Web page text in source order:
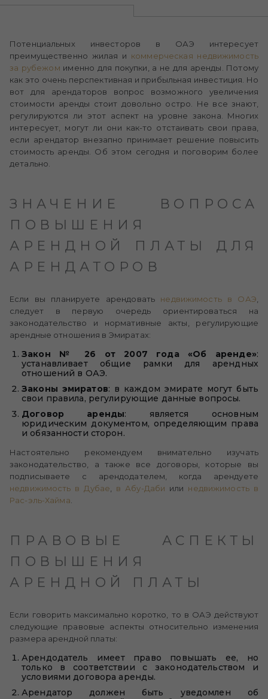
Потенциальных инвесторов в ОАЭ интересует
преимущественно жилая и коммерческая недвижимость
за рубежом именно для покупки, а не для аренды. Потому
как это очень перспективная и прибыльная инвестиция. Но
вот для арендаторов вопрос возможного увеличения
стоимости аренды стоит довольно остро. Не все знают,
регулируются ли этот аспект на уровне закона. Многих
интересует, могут ли они как-то отстаивать свои права,
если арендатор внезапно принимает решение повысить
стоимость аренды. Об этом сегодня и поговорим более
детально.
ЗНАЧЕНИЕ ВОПРОСА
ПОВЫШЕНИЯ
АРЕНДНОЙ ПЛАТЫ ДЛЯ
АРЕНДАТОРОВ
Если вы планируете арендовать недвижимость в ОАЭ
следует в первую очередь ориентироваться на
законодательство и нормативные акты, регулирующие
арендные отношения в Эмиратах:
Закон № 26 от 2007 года «Об аренде»:
устанавливает общие рамки для арендных
отношений в ОАЭ.
Законы эмиратов: в каждом эмирате могут быть
свои правила, регулирующие данные вопросы.
Договор аренды: является основным
юридическим документом, определяющим права
и обязанности сторон.
Настоятельно рекомендуем внимательно изучать
законодательство, а также все договоры, которые вы
подписываете с арендодателем, когда арендуете
недвижимость в Дубае
в Абу-Даби или недвижимость в
Рас-эль-Хайма
ПРАВОВЫЕ АСПЕКТЫ
ПОВЫШЕНИЯ
АРЕНДНОЙ ПЛАТЫ
Если говорить максимально коротко, то в ОАЭ действуют
следующие правовые аспекты относительно изменения
размера арендной платы:
Арендодатель имеет право повышать ее, но
только в соответствии с законодательством и
условиями договора аренды.
Арендатор должен быть уведомлен об